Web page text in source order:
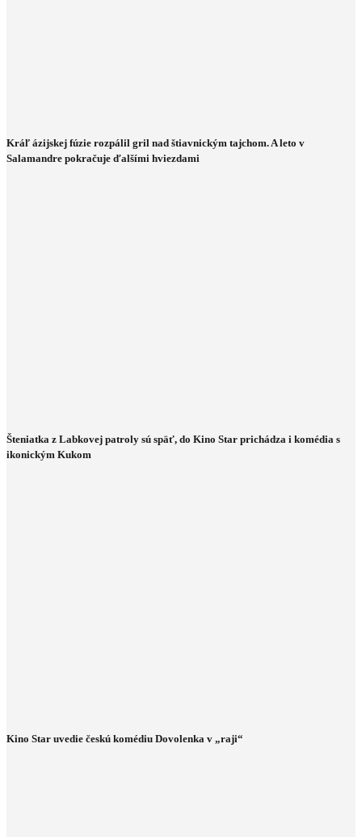
Kráľ ázijskej fúzie rozpálil gril nad štiavnickým tajchom. A leto v
Salamandre pokračuje ďalšími hviezdami
Šteniatka z Labkovej patroly sú späť, do Kino Star prichádza i komédia s
ikonickým Kukom
Kino Star uvedie českú komédiu Dovolenka v „raji“